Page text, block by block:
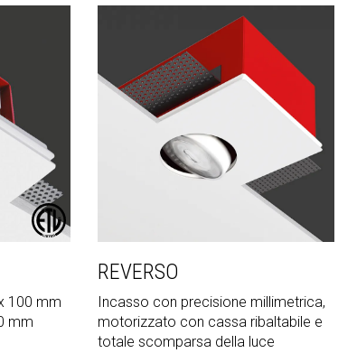
100 mm
mm
REVERSO
Incasso con precisione millimetrica,
motorizzato con cassa ribaltabile e
totale scomparsa della luce